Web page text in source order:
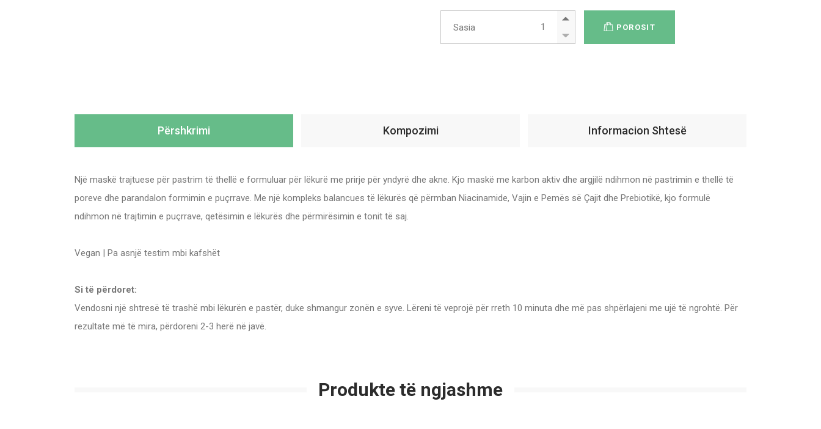
Sasia
Super Facialist Clear Skin Clear Out Clarifying mask 125ml quantity
POROSIT
Përshkrimi Kompozimi Informacion Shtesë
Një maskë trajtuese për pastrim të thellë e formuluar për lëkurë me prirje për yndyrë dhe akne. Kjo maskë me karbon aktiv dhe argjilë ndihmon në pastrimin e thellë të
poreve dhe parandalon formimin e puçrrave. Me një kompleks balancues të lëkurës që përmban Niacinamide, Vajin e Pemës së Çajit dhe Prebiotikë, kjo formulë
ndihmon në trajtimin e puçrrave, qetësimin e lëkurës dhe përmirësimin e tonit të saj.
Vegan | Pa asnjë testim mbi kafshët
Si të përdoret:
Vendosni një shtresë të trashë mbi lëkurën e pastër, duke shmangur zonën e syve. Lëreni të veprojë për rreth 10 minuta dhe më pas shpërlajeni me ujë të ngrohtë. Për
rezultate më të mira, përdoreni 2-3 herë në javë.
Produkte të ngjashme